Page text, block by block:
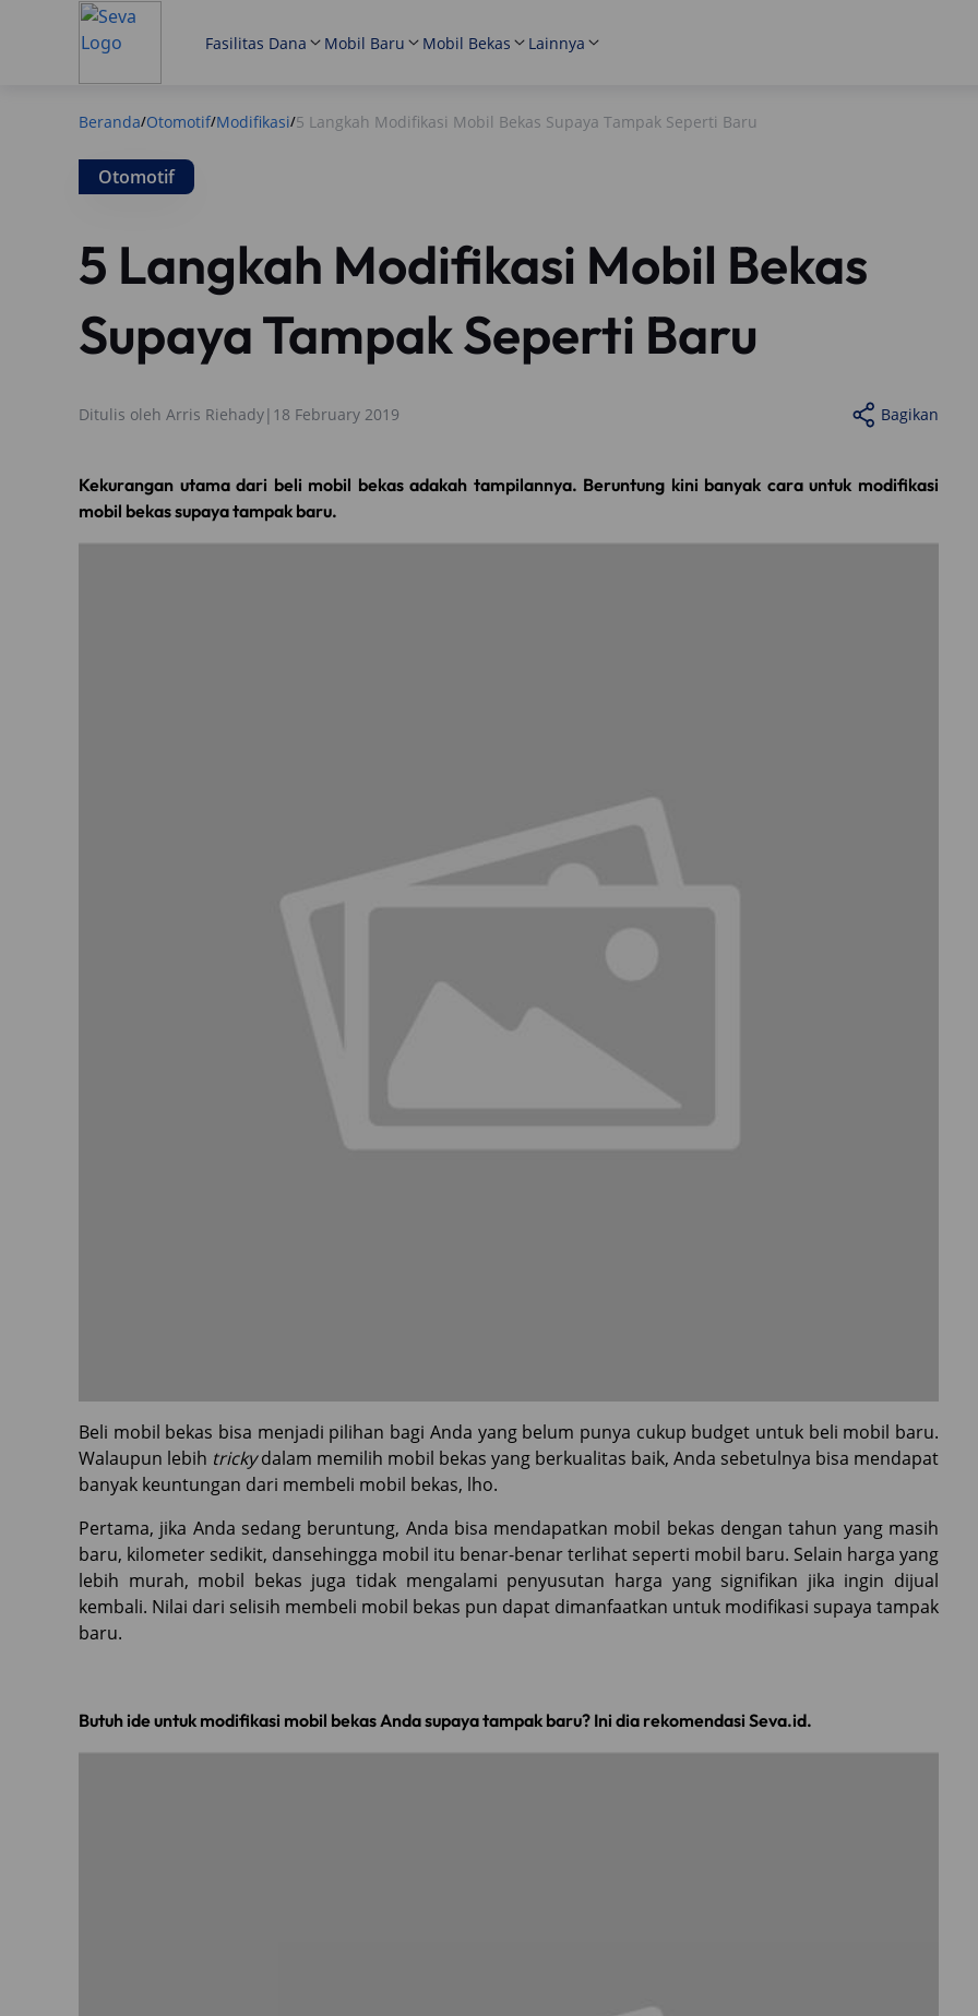
Fasilitas Dana Mobil Baru Mobil Bekas Lainnya
Beranda/Otomotif/Modifikasi/5 Langkah Modifikasi Mobil Bekas Supaya Tampak Seperti Baru
Otomotif
5 Langkah Modifikasi Mobil Bekas
Supaya Tampak Seperti Baru
Ditulis oleh Arris Riehady| 18 February 2019 Bagikan
Kekurangan utama dari beli mobil bekas adakah tampilannya. Beruntung kini banyak cara untuk modifikasi
mobil bekas supaya tampak baru.
Beli mobil bekas bisa menjadi pilihan bagi Anda yang belum punya cukup budget untuk beli mobil baru.
Walaupun lebih trickydalam memilih mobil bekas yang berkualitas baik, Anda sebetulnya bisa mendapat
banyak keuntungan dari membeli mobil bekas, lho.
Pertama, jika Anda sedang beruntung, Anda bisa mendapatkan mobil bekas dengan tahun yang masih
baru, kilometer sedikit, dansehingga mobil itu benar-benar terlihat seperti mobil baru. Selain harga yang
lebih murah, mobil bekas juga tidak mengalami penyusutan harga yang signifikan jika ingin dijual
kembali. Nilai dari selisih membeli mobil bekas pun dapat dimanfaatkan untuk modifikasi supaya tampak
baru.
Butuh ide untuk modifikasi mobil bekas Anda supaya tampak baru? Ini dia rekomendasi Seva.id.